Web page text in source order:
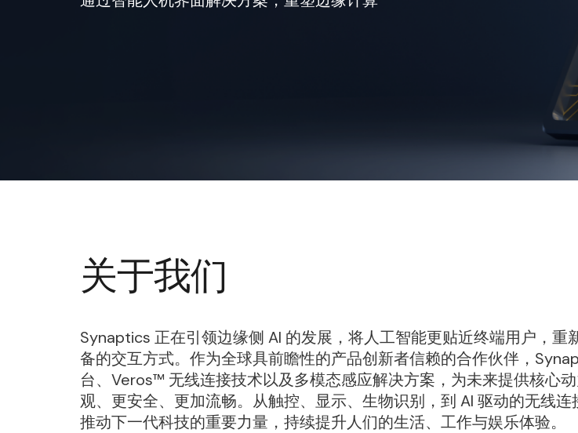
关于我们
Synaptics 正在引领边缘侧 AI 的发展，将人工智能更贴近终端用户，
备的交互方式。作为全球具前瞻性的产品创新者信赖的合作伙伴，
台、Veros™ 无线连接技术以及多模态感应解决方案，为未来提供核心
观、更安全、更加流畅。从触控、显示、生物识别，到 AI 驱动的无线
推动下一代科技的重要力量，持续提升人们的生活、工作与娱乐体验。